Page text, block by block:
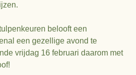
belooft een
een gezellige avond te
vrijdag 16 februari daarom met